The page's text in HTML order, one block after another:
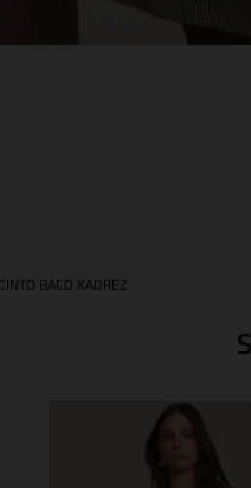
CINTO BACO XADREZ